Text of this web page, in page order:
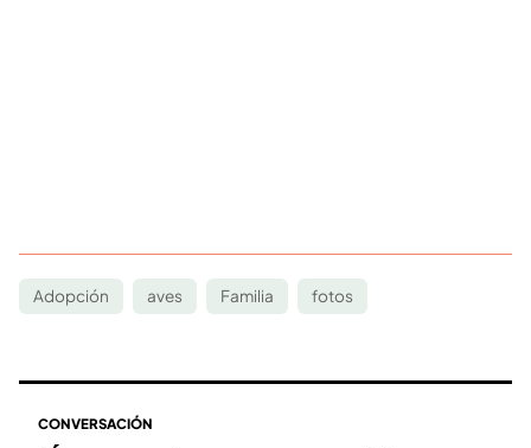
Adopción aves Familia fotos
CONVERSACIÓN